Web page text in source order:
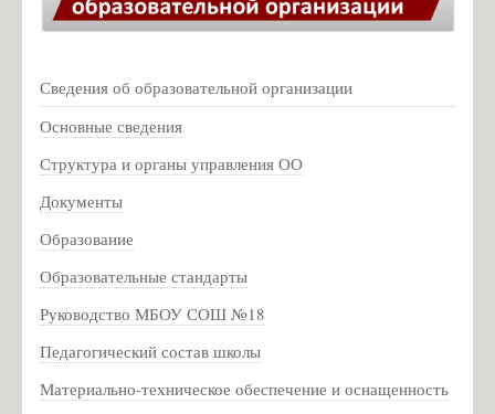
Музей
Виртуальный музей. Экскурсии
Заочная викторина, посвященная Дню рождения В. Ф.
Мероприятия музея 2019г
Мероприятия музея 2021г
Партизанское движение
Партизанское движение на Псковщине
Для родителей
Социально-психологическое тестирование
Сведения об образовательной организации
Основные сведения
Структура и органы управления ОО
Документы
Образование
Образовательные стандарты
Руководство МБОУ СОШ №18
Педагогический состав школы
Материально-техническое обеспечение и оснащенность